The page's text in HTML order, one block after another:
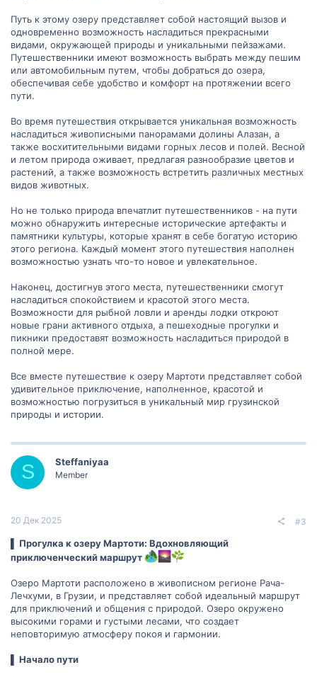
Путь к этому озеру представляет собой настоящий вызов и
одновременно возможность насладиться прекрасными
видами, окружающей природы и уникальными пейзажами.
Путешественники имеют возможность выбрать между пешим
или автомобильным путем, чтобы добраться до озера,
обеспечивая себе удобство и комфорт на протяжении всего
пути.
Во время путешествия открывается уникальная возможность
насладиться живописными панорамами долины Алазан, а
также восхитительными видами горных лесов и полей. Весной
и летом природа оживает, предлагая разнообразие цветов и
растений, а также возможность встретить различных местных
видов животных.
Но не только природа впечатлит путешественников - на пути
можно обнаружить интересные исторические артефакты и
памятники культуры, которые хранят в себе богатую историю
этого региона. Каждый момент этого путешествия наполнен
возможностью узнать что-то новое и увлекательное.
Наконец, достигнув этого места, путешественники смогут
насладиться спокойствием и красотой этого места.
Возможности для рыбной ловли и аренды лодки откроют
новые грани активного отдыха, а пешеходные прогулки и
пикники предоставят возможность насладиться природой в
полной мере.
Все вместе путешествие к озеру Мартоти представляет собой
удивительное приключение, наполненное, красотой и
возможностью погрузиться в уникальный мир грузинской
природы и истории.
S Steffaniyaa
Member
20 Дек 2025 #3
▌ Прогулка к озеру Мартоти: Вдохновляющий
приключенческий маршрут
Озеро Мартоти расположено в живописном регионе Рача-
Лечхуми, в Грузии, и представляет собой идеальный маршрут
для приключений и общения с природой. Озеро окружено
высокими горами и густыми лесами, что создает
неповторимую атмосферу покоя и гармонии.
▌ Начало пути